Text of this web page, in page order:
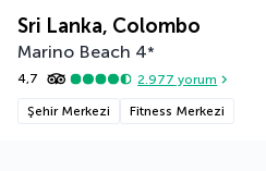
Sri Lanka, Colombo
Marino Beach 4*
4,7 2.977 yorum
Şehir Merkezi Fitness Merkezi